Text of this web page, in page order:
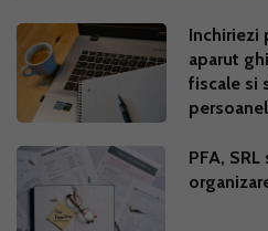
Inchiriezi
aparut
fiscale si
PFA,